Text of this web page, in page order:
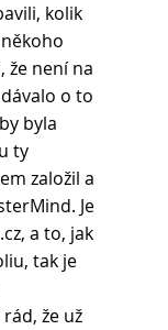
kolik
že není na
o to
byla
ty
založil a
Je
a to, jak
tak je
že už